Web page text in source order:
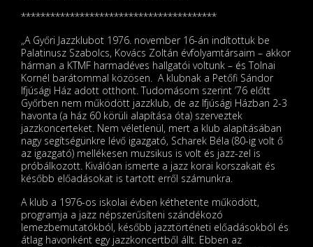
****************************************
„A Győri Jazzklubot 1976. november 16-án indítottuk be
Palatinusz Szabolcs, Kovács Zoltán évfolyamtársaim – akkor
hárman a KTMF harmadéves hallgatói voltunk – és Tolnai
Kornél barátommal közösen. A klubnak a Petőfi Sándor
Ifjúsági Ház adott otthont. Tudomásom szerint ’76 előtt
Győrben nem működött jazzklub, de az Ifjúsági Házban 2-3
havonta (a ház 60 körüli alapítása óta) szerveztek
jazzkoncerteket. Nem véletlenül, mert a klub alapításában
nagy segítségünkre lévő igazgató, Scharek Béla (80-ig volt ő
az igazgató) mellékesen muzsikus is volt és jazz-zel is
próbálkozott. Kiválóan ismerte a jazz korai korszakait és
később előadásokat is tartott erről számunkra.
A klub a 1976-os iskolai évben kéthetente működött,
programja a jazz népszerűsíteni szándékozó
lemezbemutatókból, később jazztörténeti előadásokból és
átlag havonként egy jazzkoncertből állt. Ebben az